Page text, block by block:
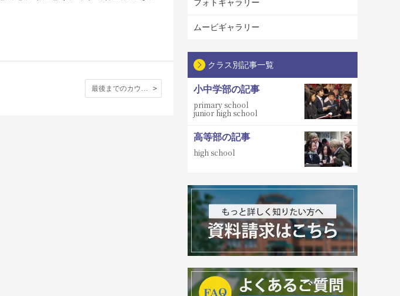
最後までのカウントダウン
フォトギャラリー
ムービギャラリー
クラス別記事一覧
小中学部の記事
primary school
junior high school
高等部の記事
high school